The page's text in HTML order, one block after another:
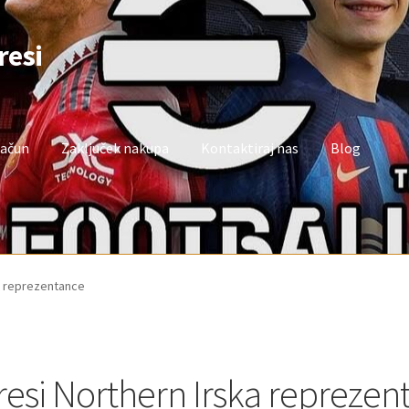
Zaključek nakupa Kontaktiraj nas Blog
račun Trgovina
reprezentance
Northern Irska